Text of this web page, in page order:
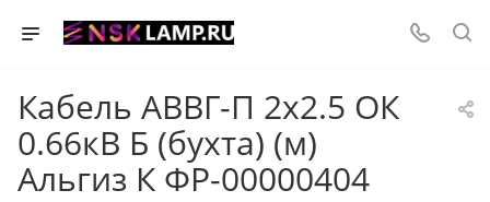
Кабель АВВГ-П 2х2.5 ОК
0.66кВ Б (бухта) (м)
Альгиз К ФР-00000404